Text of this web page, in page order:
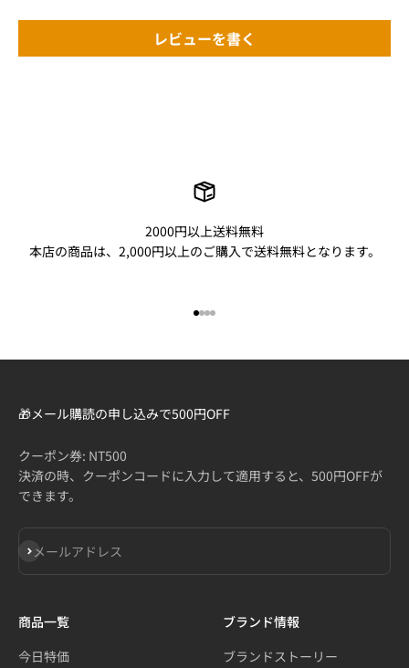
レビューを書く
2000円以上送料無料
本店の商品は、2,000円以上のご購入で送料無料となります。
🎁メール購読の申し込みで500円OFF
クーポン券: NT500
決済の時、クーポンコードに入力して適用すると、500円OFFが
できます。
メールアドレス
登録
商品一覧
今日特価
ブランド情報
ブランドストーリー